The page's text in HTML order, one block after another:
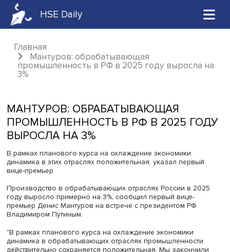
HSE Daily
Главная
Мантуров: обрабатывающая
промышленность в РФ в 2025 году
МАНТУРОВ: ОБРАБАТЫВАЮЩАЯ
ПРОМЫШЛЕННОСТЬ В РФ В 2025
ВЫРОСЛА НА 3%
В рамках планового курса на охлаждение экономики
динамика в этих отраслях положительная, указал
вице-премьер
Производство в обрабатывающих отраслях России в
премьер Денис Мантуров на встрече с президентом РФ
Владимиром Путиным.